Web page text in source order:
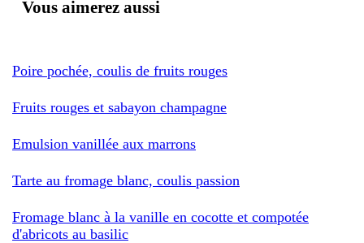
Vous aimerez aussi
Poire pochée, coulis de fruits rouges
Fruits rouges et sabayon champagne
Emulsion vanillée aux marrons
Tarte au fromage blanc, coulis passion
Fromage blanc à la vanille en cocotte et compotée
d'abricots au basilic